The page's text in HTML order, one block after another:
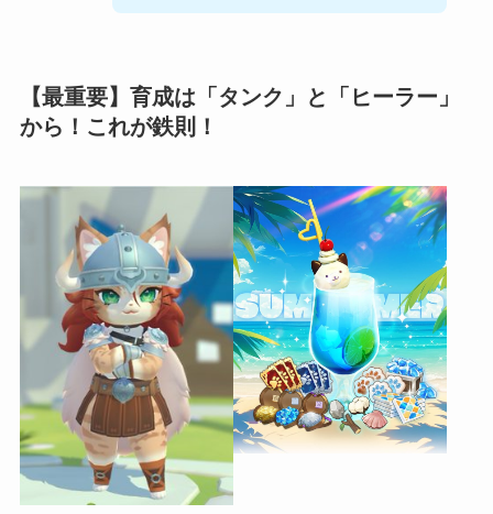
【最重要】育成は「タンク」と「ヒーラー」
から！これが鉄則！